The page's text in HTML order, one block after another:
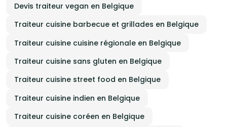
Devis traiteur vegan en Belgique
Traiteur cuisine barbecue et grillades en Belgique
Traiteur cuisine cuisine régionale en Belgique
Traiteur cuisine sans gluten en Belgique
Traiteur cuisine street food en Belgique
Traiteur cuisine indien en Belgique
Traiteur cuisine coréen en Belgique